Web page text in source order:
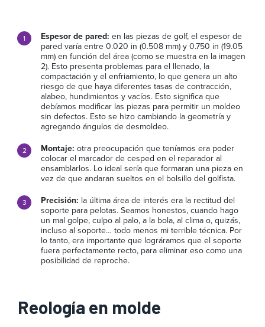
Espesor de pared: en las piezas de golf, el espesor de
pared varía entre 0.020 in (0.508 mm) y 0.750 in (19.05
mm) en función del área (como se muestra en la imagen
2). Esto presenta problemas para el llenado, la
compactación y el enfriamiento, lo que genera un alto
riesgo de que haya diferentes tasas de contracción,
alabeo, hundimientos y vacíos. Esto significa que
debíamos modificar las piezas para permitir un moldeo
sin defectos. Esto se hizo cambiando la geometría y
agregando ángulos de desmoldeo.
Montaje: otra preocupación que teníamos era poder
colocar el marcador de cesped en el reparador al
ensamblarlos. Lo ideal sería que formaran una pieza en
vez de que andaran sueltos en el bolsillo del golfista.
Precisión: la última área de interés era la rectitud del
soporte para pelotas. Seamos honestos, cuando hago
un mal golpe, culpo al palo, a la bola, al clima o, quizás,
incluso al soporte… todo menos mi terrible técnica. Por
lo tanto, era importante que lográramos que el soporte
fuera perfectamente recto, para eliminar eso como una
posibilidad de reproche.
Reología en molde